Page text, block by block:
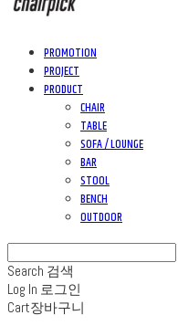
PROMOTION
PROJECT
PRODUCT
CHAIR
TABLE
SOFA / LOUNGE
BAR
STOOL
BENCH
OUTDOOR
Search 검색
Log In 로그인
Cart장바구니